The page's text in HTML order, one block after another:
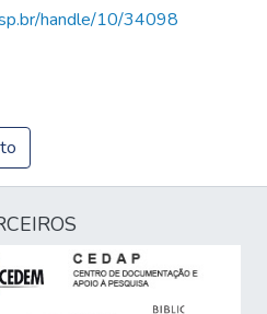
handle/10/34098